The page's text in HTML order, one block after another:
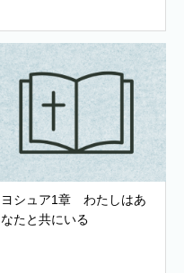
ヨシュア1章 わたしはあ
なたと共にいる